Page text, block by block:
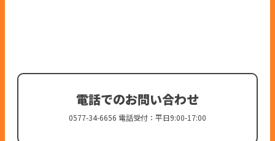
電話でのお問い合わせ
0577-34-6656 電話受付：平日9:00-17:00